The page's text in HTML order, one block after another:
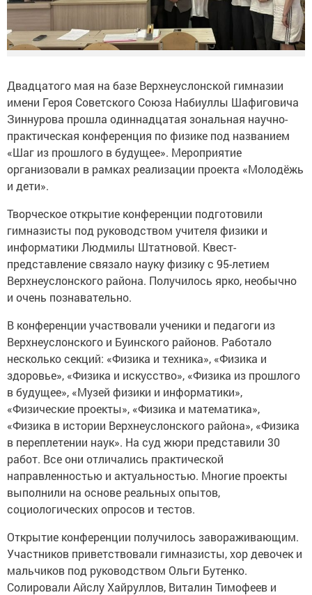
Двадцатого мая на базе Верхнеуслонской гимназии
имени Героя Советского Союза Набиуллы Шафиговича
Зиннурова прошла одиннадцатая зональная научно-
практическая конференция по физике под названием
«Шаг из прошлого в будущее». Мероприятие
организовали в рамках реализации проекта «Молодёжь
и дети».
Творческое открытие конференции подготовили
гимназисты под руководством учителя физики и
информатики Людмилы Штатновой. Квест-
представление связало науку физику с 95-летием
Верхнеуслонского района. Получилось ярко, необычно
и очень познавательно.
В конференции участвовали ученики и педагоги из
Верхнеуслонского и Буинского районов. Работало
несколько секций: «Физика и техника», «Физика и
здоровье», «Физика и искусство», «Физика из прошлого
в будущее», «Музей физики и информатики»,
«Физические проекты», «Физика и математика»,
«Физика в истории Верхнеуслонского района», «Физика
в переплетении наук». На суд жюри представили 30
работ. Все они отличались практической
направленностью и актуальностью. Многие проекты
выполнили на основе реальных опытов,
социологических опросов и тестов.
Открытие конференции получилось завораживающим.
Участников приветствовали гимназисты, хор девочек и
мальчиков под руководством Ольги Бутенко.
Солировали Айслу Хайруллов, Виталин Тимофеев и